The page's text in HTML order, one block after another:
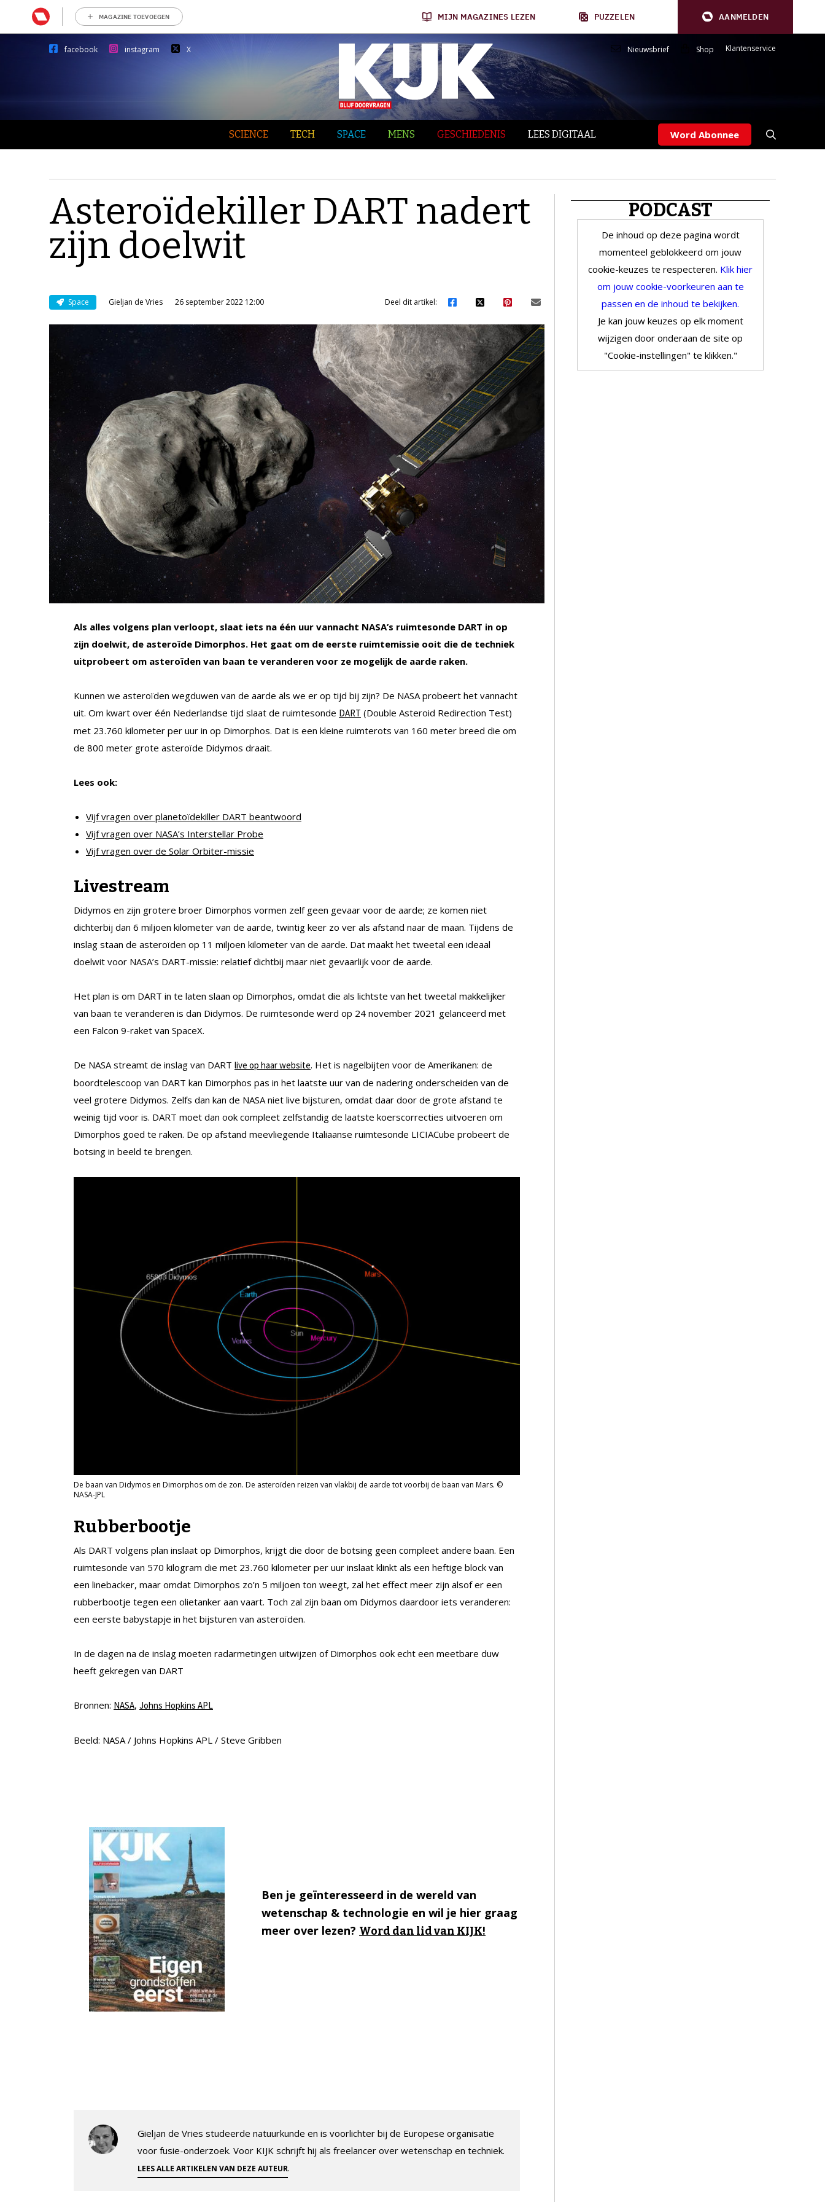
MAGAZINE TOEVOEGEN MIJN MAGAZINES LEZEN PUZZELEN AANMELDEN
facebook instagram X Nieuwsbrief Shop Klantenservice
SCIENCE TECH SPACE MENS GESCHIEDENIS LEES DIGITAAL Word Abonnee
Asteroïdekiller DART nadert
zijn doelwit
Space Gieljan de Vries 26 september 2022 12:00 Deel dit artikel:
Als alles volgens plan verloopt, slaat iets na één uur vannacht NASA’s ruimtesonde DART in op
zijn doelwit, de asteroïde Dimorphos. Het gaat om de eerste ruimtemissie ooit die de techniek
uitprobeert om asteroïden van baan te veranderen voor ze mogelijk de aarde raken.
Kunnen we asteroïden wegduwen van de aarde als we er op tijd bij zijn? De NASA probeert het vannacht
uit. Om kwart over één Nederlandse tijd slaat de ruimtesonde DART (Double Asteroid Redirection Test)
met 23.760 kilometer per uur in op Dimorphos. Dat is een kleine ruimterots van 160 meter breed die om
de 800 meter grote asteroïde Didymos draait.
Lees ook:
Vijf vragen over planetoïdekiller DART beantwoord
Vijf vragen over NASA’s Interstellar Probe
Vijf vragen over de Solar Orbiter-missie
Livestream
Didymos en zijn grotere broer Dimorphos vormen zelf geen gevaar voor de aarde; ze komen niet
dichterbij dan 6 miljoen kilometer van de aarde, twintig keer zo ver als afstand naar de maan. Tijdens de
inslag staan de asteroïden op 11 miljoen kilometer van de aarde. Dat maakt het tweetal een ideaal
doelwit voor NASA’s DART-missie: relatief dichtbij maar niet gevaarlijk voor de aarde.
Het plan is om DART in te laten slaan op Dimorphos, omdat die als lichtste van het tweetal makkelijker
van baan te veranderen is dan Didymos. De ruimtesonde werd op 24 november 2021 gelanceerd met
een Falcon 9-raket van SpaceX.
De NASA streamt de inslag van DART live op haar website. Het is nagelbijten voor de Amerikanen: de
boordtelescoop van DART kan Dimorphos pas in het laatste uur van de nadering onderscheiden van de
veel grotere Didymos. Zelfs dan kan de NASA niet live bijsturen, omdat daar door de grote afstand te
weinig tijd voor is. DART moet dan ook compleet zelfstandig de laatste koerscorrecties uitvoeren om
Dimorphos goed te raken. De op afstand meevliegende Italiaanse ruimtesonde LICIACube probeert de
botsing in beeld te brengen.
De baan van Didymos en Dimorphos om de zon. De asteroïden reizen van vlakbij de aarde tot voorbij de baan van Mars. ©
NASA-JPL
Rubberbootje
Als DART volgens plan inslaat op Dimorphos, krijgt die door de botsing geen compleet andere baan. Een
ruimtesonde van 570 kilogram die met 23.760 kilometer per uur inslaat klinkt als een heftige block van
een linebacker, maar omdat Dimorphos zo’n 5 miljoen ton weegt, zal het effect meer zijn alsof er een
rubberbootje tegen een olietanker aan vaart. Toch zal zijn baan om Didymos daardoor iets veranderen:
een eerste babystapje in het bijsturen van asteroïden.
In de dagen na de inslag moeten radarmetingen uitwijzen of Dimorphos ook echt een meetbare duw
heeft gekregen van DART
Bronnen: NASA, Johns Hopkins APL
Beeld: NASA / Johns Hopkins APL / Steve Gribben
Ben je geïnteresseerd in de wereld van
wetenschap & technologie en wil je hier graag
meer over lezen? Word dan lid van KIJK!
Gieljan de Vries studeerde natuurkunde en is voorlichter bij de Europese organisatie
voor fusie-onderzoek. Voor KIJK schrijft hij als freelancer over wetenschap en techniek.
LEES ALLE ARTIKELEN VAN DEZE AUTEUR.
PODCAST
De inhoud op deze pagina wordt
momenteel geblokkeerd om jouw
cookie-keuzes te respecteren. Klik hier
om jouw cookie-voorkeuren aan te
passen en de inhoud te bekijken.
Je kan jouw keuzes op elk moment
wijzigen door onderaan de site op
"Cookie-instellingen" te klikken."